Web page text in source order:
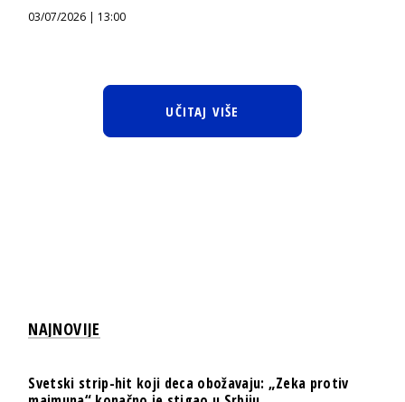
03/07/2026 | 13:00
UČITAJ VIŠE
NAJNOVIJE
Svetski strip-hit koji deca obožavaju: „Zeka protiv